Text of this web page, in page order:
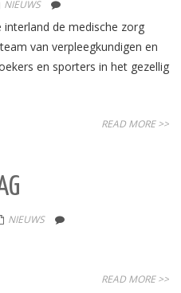
NIEUWS
de medische zorg
van verpleegkundigen en
en sporters in het gezellig
READ MORE >>
NIEUWS
READ MORE >>